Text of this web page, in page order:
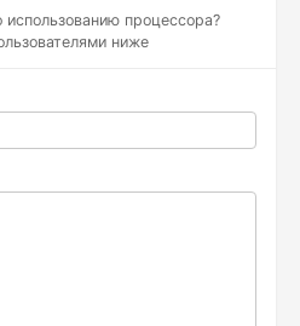
процессора?
ниже